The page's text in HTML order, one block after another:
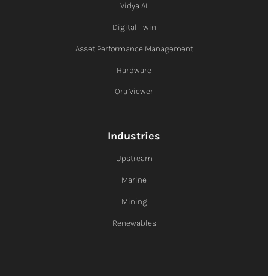
Vidya AI
Digital Twin
Asset Performance Management
Hardware
Ora Viewer
Industries
Upstream
Marine
Mining
Renewables